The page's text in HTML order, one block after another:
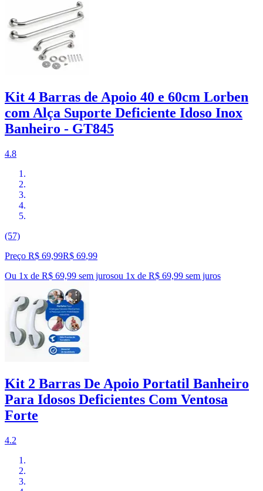
Kit 4 Barras de Apoio 40 e 60cm Lorben
com Alça Suporte Deficiente Idoso Inox
Banheiro - GT845
4.8
(57)
Preço R$ 69,99R$ 69,99
Ou 1x de R$ 69,99 sem jurosou 1x de R$ 69,99 sem juros
Kit 2 Barras De Apoio Portatil Banheiro
Para Idosos Deficientes Com Ventosa
Forte
4.2